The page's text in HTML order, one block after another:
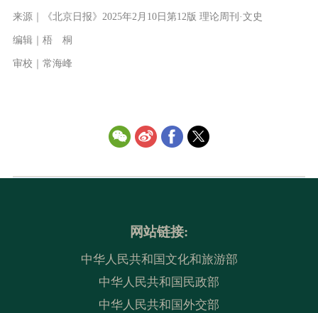
来源｜《北京日报》2025年2月10日第12版 理论周刊·文史
编辑｜梧 桐
审校｜常海峰
网站链接:
中华人民共和国文化和旅游部
中华人民共和国民政部
中华人民共和国外交部